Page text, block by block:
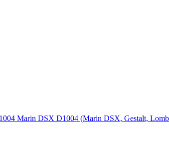
D1004 (Marin DSX, Gestalt,